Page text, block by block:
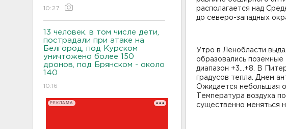
10:27
13 человек. в том числе дети,
пострадали при атаке на
Белгород, под Курском
уничтожено более 150
дронов, под Брянском - около
140
10:16
РЕКЛАМА
располагается над
до северо-западных
Утро в Ленобласти
образовались
диапазон +3…+8. В
градусов тепла. Днем
Ожидается небольшая
Температура воздуха
существенно меняться